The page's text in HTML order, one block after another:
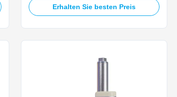
actuator is engineered specifically for
driving oversized large-format heliostat
Erhalten Sie besten Preis